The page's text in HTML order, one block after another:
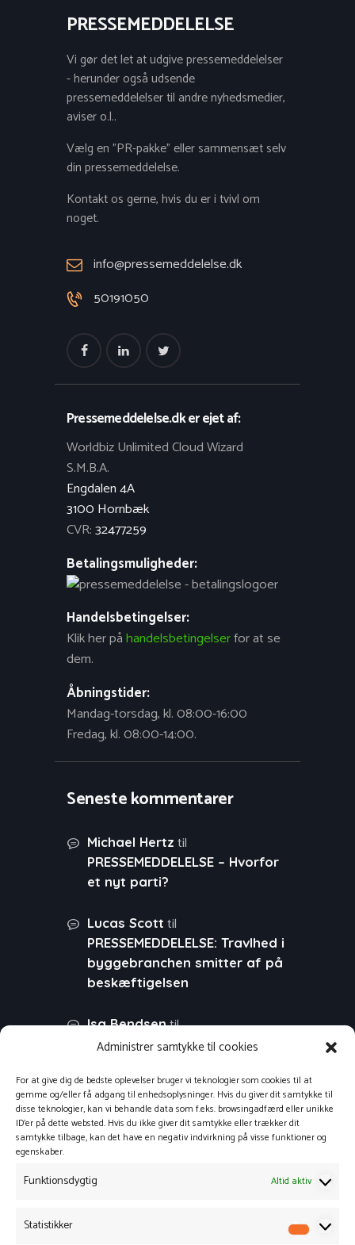
Administrer samtykke til cookies
For at give dig de bedste oplevelser bruger vi teknologier som cookies til at
gemme og/eller få adgang til enhedsoplysninger. Hvis du giver dit samtykke til
disse teknologier, kan vi behandle data som f.eks. browsingadfærd eller unikke
ID'er på dette websted. Hvis du ikke giver dit samtykke eller trækker dit
samtykke tilbage, kan det have en negativ indvirkning på visse funktioner og
egenskaber.
Funktionsdygtig Altid aktiv
Statistikker
PRESSEMEDDELELSE
Vi gør det let at udgive pressemeddelelser
- herunder også udsende
pressemeddelelser til andre nyhedsmedier,
aviser o.l..
Vælg en "PR-pakke" eller sammensæt selv
din pressemeddelelse.
Kontakt os gerne, hvis du er i tvivl om
noget.
info@pressemeddelelse.dk
50191050
Pressemeddelelse.dk er ejet af:
Worldbiz Unlimited Cloud Wizard
S.M.B.A.
Engdalen 4A
3100 Hornbæk
CVR:32477259
Betalingsmuligheder:
Handelsbetingelser:
Klik her påhandelsbetingelserfor at se
dem.
Åbningstider:
Mandag-torsdag, kl. 08:00-16:00
Fredag, kl. 08:00-14:00.
Seneste kommentarer
Michael Hertz til
PRESSEMEDDELELSE – Hvorfor
et nyt parti?
Lucas Scott til
PRESSEMEDDELELSE: Travlhed i
byggebranchen smitter af på
beskæftigelsen
Isa Bendsentil
PRESSEMEDDELELSE: Stor
websalg
MortentilPRESSEMEDDELELSE:
Tid til refleksion – planlæg din
svindbekæmpelse